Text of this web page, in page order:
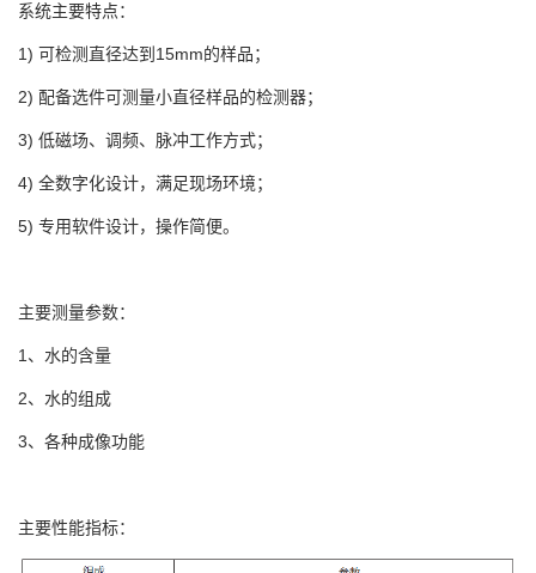
系统主要特点：
1) 可检测直径达到15mm的样品；
2) 配备选件可测量小直径样品的检测器；
3) 低磁场、调频、脉冲工作方式；
4) 全数字化设计，满足现场环境；
5) 专用软件设计，操作简便。
主要测量参数：
1、水的含量
2、水的组成
3、各种成像功能
主要性能指标：